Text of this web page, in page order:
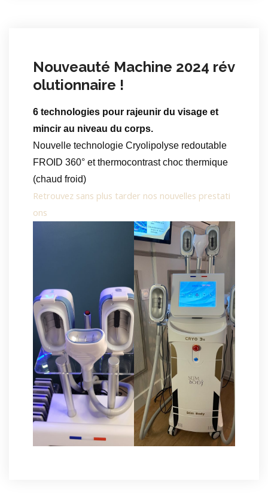
Nouveauté Machine 2024 rév
olutionnaire !
6 technologies pour rajeunir du visage et
mincir au niveau du corps.
Nouvelle technologie Cryolipolyse redoutable
FROID 360° et thermocontrast choc thermique
(chaud froid)
Retrouvez sans plus tarder nos nouvelles prestati
ons